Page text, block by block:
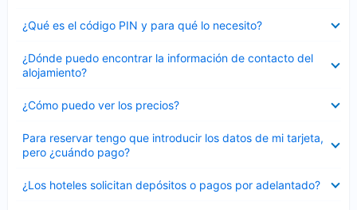
¿Qué es el código PIN y para qué lo necesito?
cerrado
¿Dónde puedo encontrar la información de contacto del
alojamiento?
cerrado
¿Cómo puedo ver los precios?
cerrado
Para reservar tengo que introducir los datos de mi tarjeta,
pero ¿cuándo pago?
cerrado
¿Los hoteles solicitan depósitos o pagos por adelantado?
cerrado